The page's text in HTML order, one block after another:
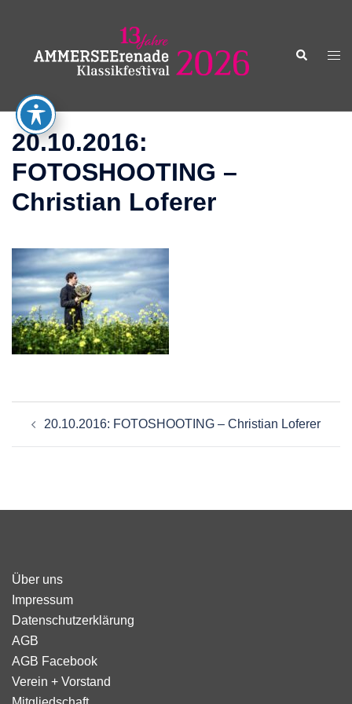
springen
Suche
20.10.2016:
FOTOSHOOTING –
Christian Loferer
20.10.2016: FOTOSHOOTING – Christian Loferer
Über uns
Impressum
Datenschutzerklärung
AGB
AGB Facebook
Verein + Vorstand